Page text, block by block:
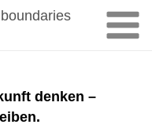
denken –